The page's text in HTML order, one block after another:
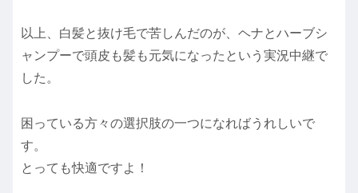
以上、白髪と抜け毛で苦しんだのが、ヘナとハーブシ
ャンプーで頭皮も髪も元気になったという実況中継で
した。
困っている方々の選択肢の一つになればうれしいで
す。
とっても快適ですよ！